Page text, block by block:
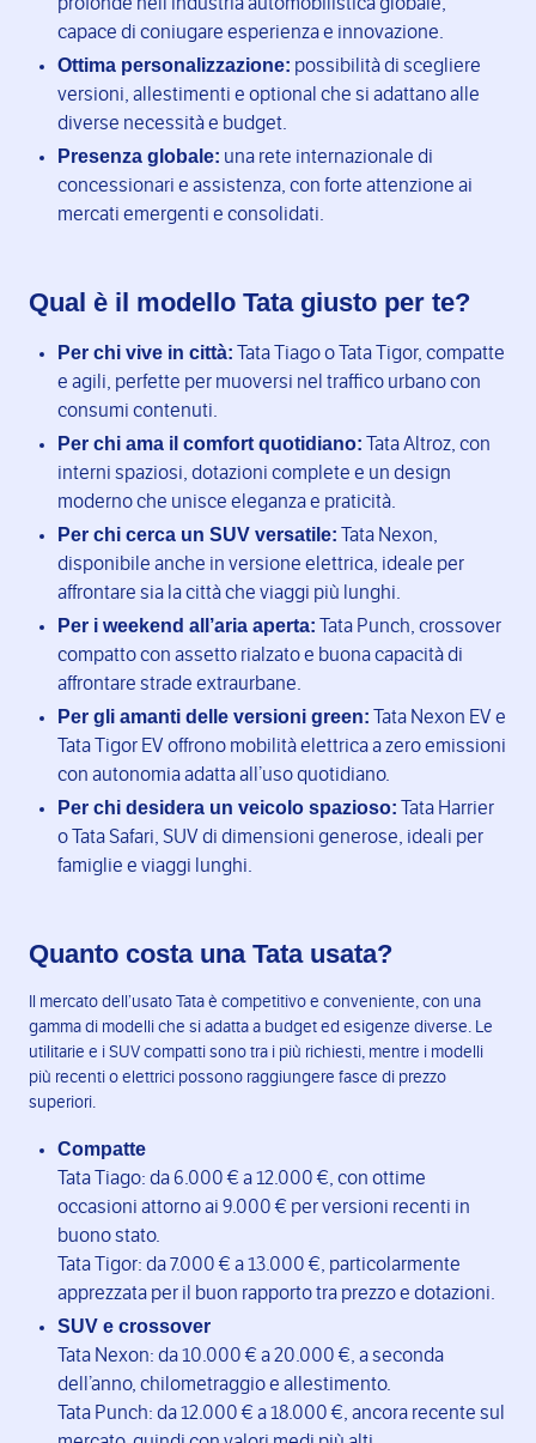
capace di coniugare esperienza e innovazione.
Ottima personalizzazione: possibilità di scegliere
versioni, allestimenti e optional che si adattano alle
diverse necessità e budget.
Presenza globale: una rete internazionale di
concessionari e assistenza, con forte attenzione ai
mercati emergenti e consolidati.
Qual è il modello Tata giusto per te?
Per chi vive in città: Tata Tiago o Tata Tigor, compatte
e agili, perfette per muoversi nel traffico urbano con
consumi contenuti.
Per chi ama il comfort quotidiano: Tata Altroz, con
interni spaziosi, dotazioni complete e un design
moderno che unisce eleganza e praticità.
Per chi cerca un SUV versatile: Tata Nexon,
disponibile anche in versione elettrica, ideale per
affrontare sia la città che viaggi più lunghi.
Per i weekend all’aria aperta: Tata Punch, crossover
compatto con assetto rialzato e buona capacità di
affrontare strade extraurbane.
Per gli amanti delle versioni green: Tata Nexon EV e
Tata Tigor EV offrono mobilità elettrica a zero emissioni
con autonomia adatta all’uso quotidiano.
Per chi desidera un veicolo spazioso: Tata Harrier
o Tata Safari, SUV di dimensioni generose, ideali per
famiglie e viaggi lunghi.
Quanto costa una Tata usata?
Il mercato dell’usato Tata è competitivo e conveniente, con una
gamma di modelli che si adatta a budget ed esigenze diverse. Le
utilitarie e i SUV compatti sono tra i più richiesti, mentre i modelli
più recenti o elettrici possono raggiungere fasce di prezzo
superiori.
Compatte
Tata Tiago: da 6.000 € a 12.000 €, con ottime
occasioni attorno ai 9.000 € per versioni recenti in
buono stato.
Tata Tigor: da 7.000 € a 13.000 €, particolarmente
apprezzata per il buon rapporto tra prezzo e dotazioni.
SUV e crossover
Tata Nexon: da 10.000 € a 20.000 €, a seconda
dell’anno, chilometraggio e allestimento.
Tata Punch: da 12.000 € a 18.000 €, ancora recente sul